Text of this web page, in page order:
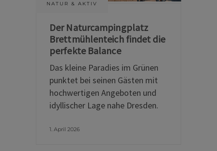
NATUR & AKTIV
Der Naturcampingplatz
Brettmühlenteich findet die
perfekte Balance
Das kleine Paradies im Grünen
punktet bei seinen Gästen mit
hochwertigen Angeboten und
idyllischer Lage nahe Dresden.
1. April 2026